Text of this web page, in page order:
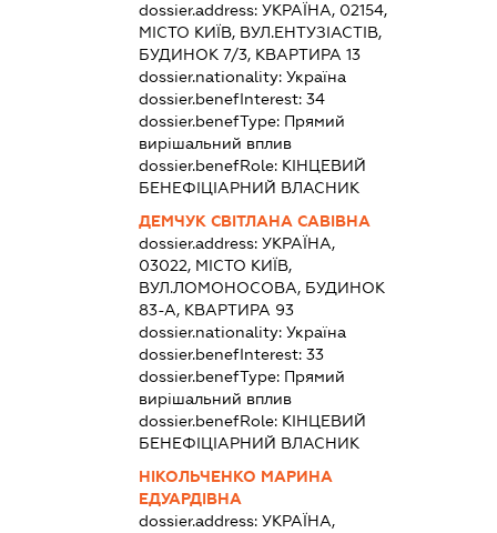
dossier.address:УКРАЇНА, 02154,
МІСТО КИЇВ, ВУЛ.ЕНТУЗІАСТІВ,
БУДИНОК 7/3, КВАРТИРА 13
dossier.nationality:Україна
dossier.benefInterest:34
dossier.benefType: Прямий
вирішальний вплив
dossier.benefRole: КІНЦЕВИЙ
БЕНЕФІЦІАРНИЙ ВЛАСНИК
ДЕМЧУК СВІТЛАНА САВІВНА
dossier.address:УКРАЇНА,
03022, МІСТО КИЇВ,
ВУЛ.ЛОМОНОСОВА, БУДИНОК
83-А, КВАРТИРА 93
dossier.nationality:Україна
dossier.benefInterest:33
dossier.benefType: Прямий
вирішальний вплив
dossier.benefRole: КІНЦЕВИЙ
БЕНЕФІЦІАРНИЙ ВЛАСНИК
НІКОЛЬЧЕНКО МАРИНА
ЕДУАРДІВНА
dossier.address:УКРАЇНА,